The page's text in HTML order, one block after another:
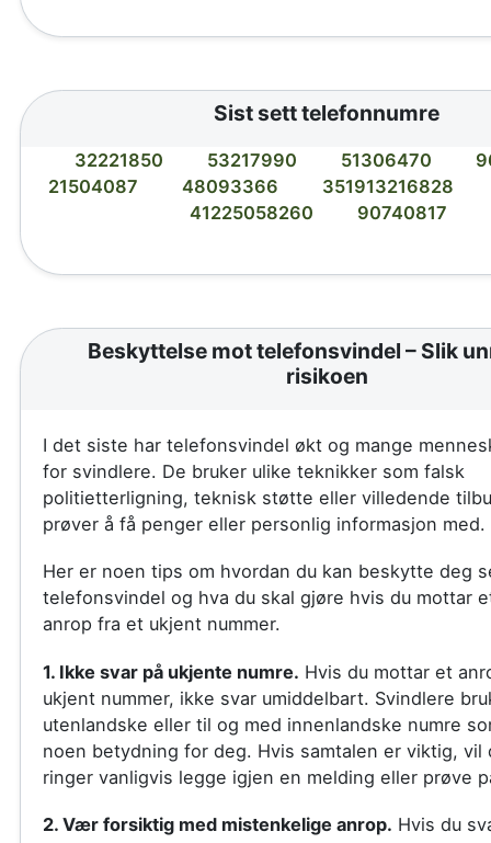
Sist sett telefonnumre
32221850 53217990 51306470
21504087
48093366
351913216828
41225058260
90740817
Beskyttelse mot telefonsvindel – Slik
risikoen
I det siste har telefonsvindel økt og mange
for svindlere. De bruker ulike teknikker som falsk
politietterligning, teknisk støtte eller villedende
prøver å få penger eller personlig informasjon med.
Her er noen tips om hvordan du kan beskytte deg
telefonsvindel og hva du skal gjøre hvis du mottar
anrop fra et ukjent nummer.
1. Ikke svar på ukjente numre. Hvis du mottar et
ukjent nummer, ikke svar umiddelbart. Svindlere
utenlandske eller til og med innenlandske numre
noen betydning for deg. Hvis samtalen er viktig, vil
ringer vanligvis legge igjen en melding eller prøve
2. Vær forsiktig med mistenkelige anrop. Hvis du